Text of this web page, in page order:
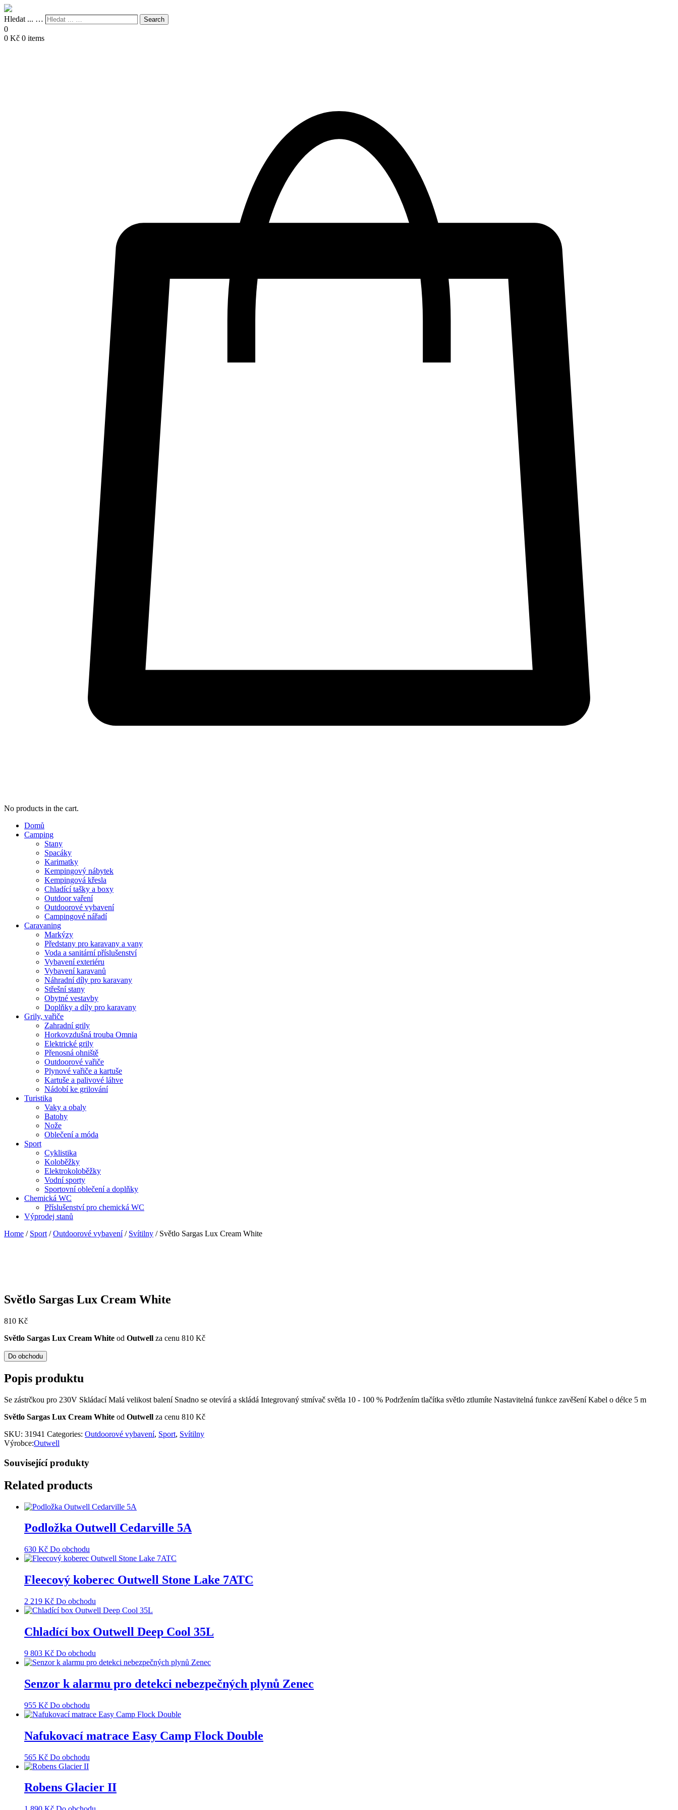
Hledat ... … Search
0
0 Kč 0 items
No products in the cart.
Domů
Camping
Stany
Spacáky
Karimatky
Kempingový nábytek
Kempingová křesla
Chladící tašky a boxy
Outdoor vaření
Outdoorové vybavení
Campingové nářadí
Caravaning
Markýzy
Předstany pro karavany a vany
Voda a sanitární příslušenství
Vybavení exteriéru
Vybavení karavanů
Náhradní díly pro karavany
Střešní stany
Obytné vestavby
Doplňky a díly pro karavany
Grily, vařiče
Zahradní grily
Horkovzdušná trouba Omnia
Elektrické grily
Přenosná ohniště
Outdoorové vařiče
Plynové vařiče a kartuše
Kartuše a palivové láhve
Nádobí ke grilování
Turistika
Vaky a obaly
Batohy
Nože
Oblečení a móda
Sport
Cyklistika
Koloběžky
Elektrokoloběžky
Vodní sporty
Sportovní oblečení a doplňky
Chemická WC
Příslušenství pro chemická WC
Výprodej stanů
Home / Sport /Outdoorové vybavení/ Svítilny / Světlo Sargas Lux Cream White
Světlo Sargas Lux Cream White
810 Kč
Světlo Sargas Lux Cream White od Outwell za cenu 810 Kč
Do obchodu
Popis produktu
Se zástrčkou pro 230V Skládací Malá velikost balení Snadno se otevírá a skládá Integrovaný stmívač světla 10 - 100 % Podržením tlačítka světlo ztlumíte Nastavitelná funkce zavěšení Kabel o délce 5 m
Světlo Sargas Lux Cream White od Outwell za cenu 810 Kč
SKU: 31941 Categories: Outdoorové vybavení, Sport, Svítilny
Výrobce:Outwell
Související produkty
Related products
Podložka Outwell Cedarville 5A
630 Kč Do obchodu
Fleecový koberec Outwell Stone Lake 7ATC
2 219 Kč Do obchodu
Chladící box Outwell Deep Cool 35L
9 803 Kč Do obchodu
Senzor k alarmu pro detekci nebezpečných plynů Zenec
955 Kč Do obchodu
Nafukovací matrace Easy Camp Flock Double
565 Kč Do obchodu
Robens Glacier II